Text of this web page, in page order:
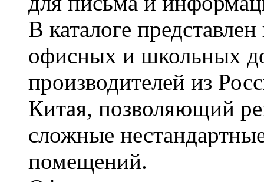
В каталоге
офисных и школьных
производителей из
Китая, позволяющий
сложные
помещений.